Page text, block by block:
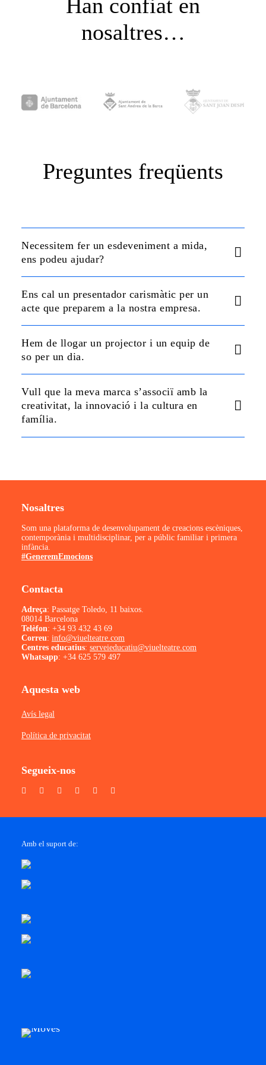
Han confiat en
nosaltres…
Preguntes freqüents
Necessitem fer un esdeveniment a mida,
ens podeu ajudar?
Ens cal un presentador carismàtic per un
acte que preparem a la nostra empresa.
Hem de llogar un projector i un equip de
so per un dia.
Vull que la meva marca s’associï amb la
creativitat, la innovació i la cultura en
família.
Nosaltres
Som una plataforma de desenvolupament de creacions escèniques,
contemporània i multidisciplinar, per a públic familiar i primera
infància.
#GeneremEmocions
Contacta
Adreça: Passatge Toledo, 11 baixos.
08014 Barcelona
Telèfon: +34 93 432 43 69
Correu: info@viuelteatre.com
Centres educatius: serveieducatiu@viuelteatre.com
Whatsapp: +34 625 579 497
Aquesta web
Avís legal
Política de privacitat
Segueix-nos
Amb el suport de: